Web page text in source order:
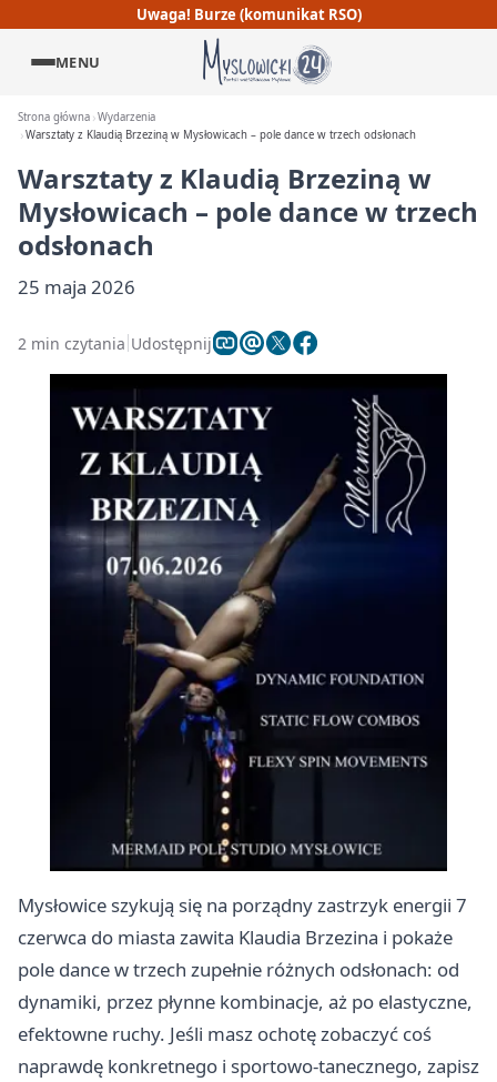
Uwaga! Burze (komunikat RSO)
MENU
Strona główna Wydarzenia
Warsztaty z Klaudią Brzeziną w Mysłowicach – pole dance w trzech odsłonach
Warsztaty z Klaudią Brzeziną w
Mysłowicach – pole dance w trzech
odsłonach
25 maja 2026
2 min czytania Udostępnij
Mysłowice szykują się na porządny zastrzyk energii 7
czerwca do miasta zawita Klaudia Brzezina i pokaże
pole dance w trzech zupełnie różnych odsłonach: od
dynamiki, przez płynne kombinacje, aż po elastyczne,
efektowne ruchy. Jeśli masz ochotę zobaczyć coś
naprawdę konkretnego i sportowo-tanecznego, zapisz